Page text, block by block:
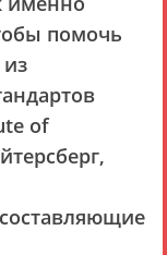
помочь
of